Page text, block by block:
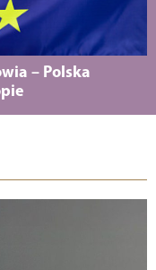
– Polska